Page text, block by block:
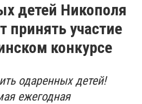
детей Никополя
принять участие
конкурсе
одаренных детей!
ежегодная